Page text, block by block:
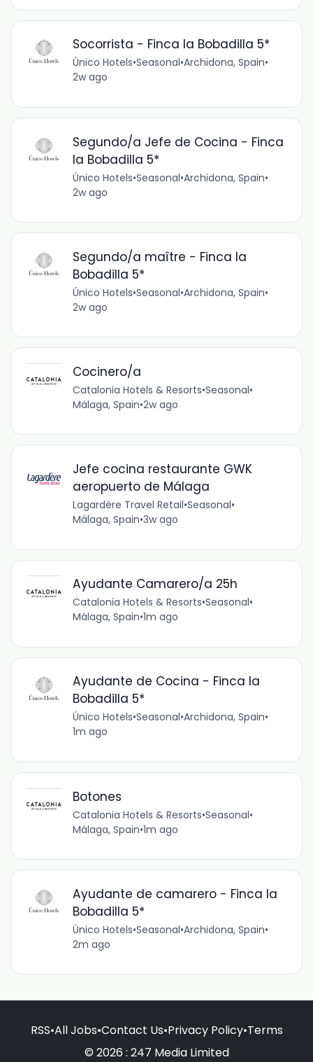
Socorrista - Finca la Bobadilla 5*
Único Hotels•Seasonal•Archidona, Spain•
2w ago
Segundo/a Jefe de Cocina - Finca
la Bobadilla 5*
Único Hotels•Seasonal•Archidona, Spain•
2w ago
Segundo/a maître - Finca la
Bobadilla 5*
Único Hotels•Seasonal•Archidona, Spain•
2w ago
Cocinero/a
Catalonia Hotels & Resorts•Seasonal•
Málaga, Spain•2w ago
Jefe cocina restaurante GWK
aeropuerto de Málaga
Lagardère Travel Retail•Seasonal•
Málaga, Spain•3w ago
Ayudante Camarero/a 25h
Catalonia Hotels & Resorts•Seasonal•
Málaga, Spain•1m ago
Ayudante de Cocina - Finca la
Bobadilla 5*
Único Hotels•Seasonal•Archidona, Spain•
1m ago
Botones
Catalonia Hotels & Resorts•Seasonal•
Málaga, Spain•1m ago
Ayudante de camarero - Finca la
Bobadilla 5*
Único Hotels•Seasonal•Archidona, Spain•
2m ago
RSS•All Jobs•Contact Us•Privacy Policy•Terms
© 2026 : 247 Media Limited